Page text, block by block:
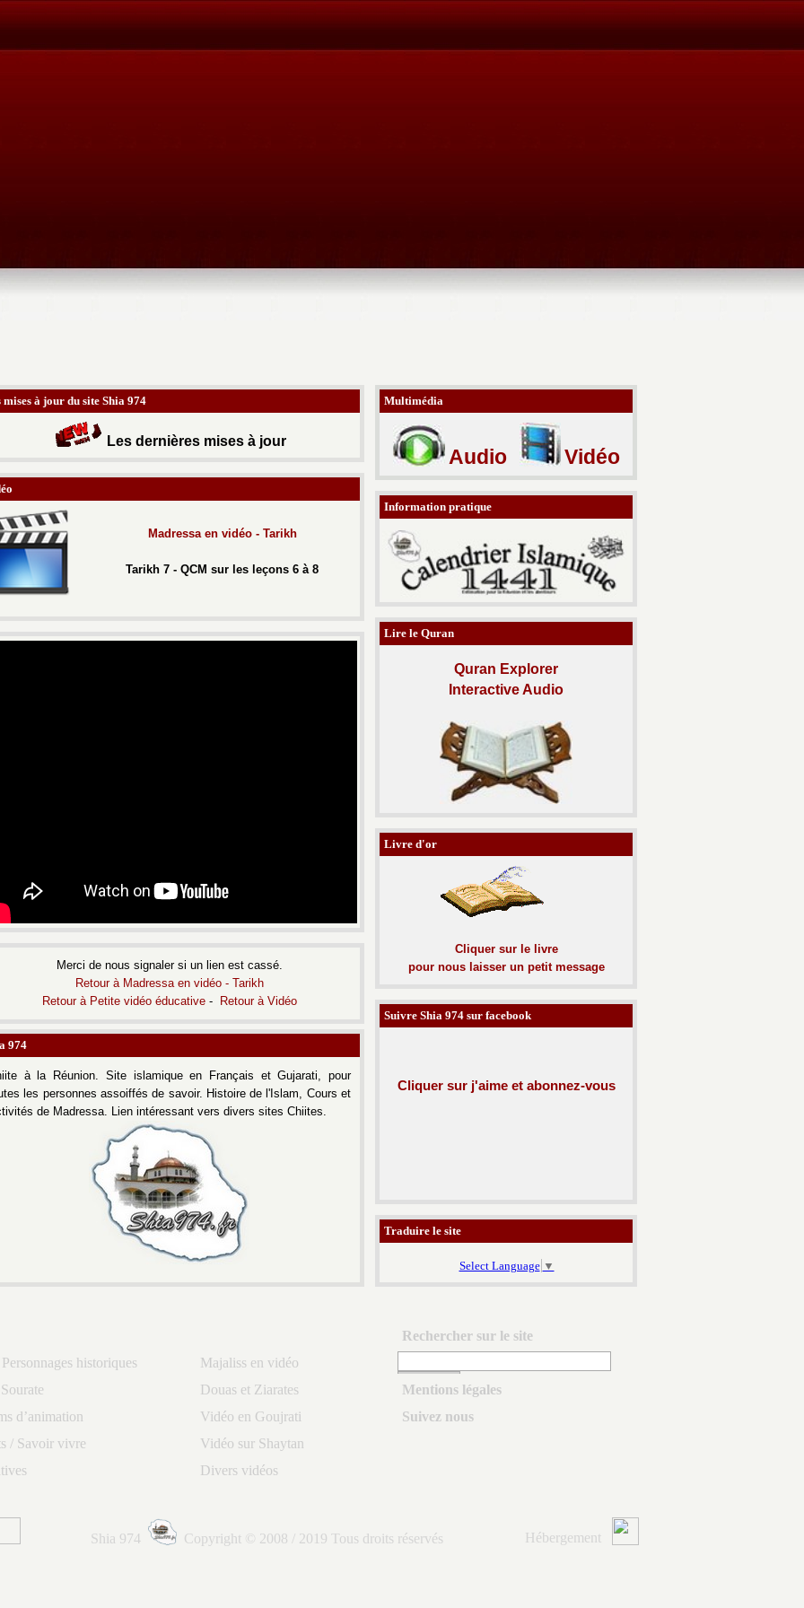
mises à jour du site Shia 974
Les dernières mises à jour
Madressa en vidéo- Tarikh
Tarikh 7 - QCM sur les leçons 6 à 8
Merci de nous signaler si un lien est cassé.
Retour à Madressa en vidéo -Tarikh
Retour à Petite vidéo éducative- Retour à Vidéo
974
à la Réunion. Site islamique en Français et Gujarati, pour
les personnes assoiffés de savoir. Histoire de l'Islam, Cours et
de Madressa. Lien intéressant vers divers sites Chiites.
Multimédia
Audio Vidéo
Information pratique
Lire le Quran
Quran Explorer
Interactive Audio
Livre d'or
Cliquer sur le livre
pour nous laisser un petit message
Suivre Shia 974 sur facebook
Cliquer sur j'aime et abonnez-vous
Traduire le site
Select Language ▼
Shia 974 Copyright © 2008 / 2019 Tous droits réservés Hébergement
Rechercher sur le site
historiques
Majaliss en vidéo
Douas et Ziarates
Mentions légales
d’animation
Vidéo en Goujrati
Suivez nous
/ Savoir vivre
Vidéo sur Shaytan
Divers vidéos